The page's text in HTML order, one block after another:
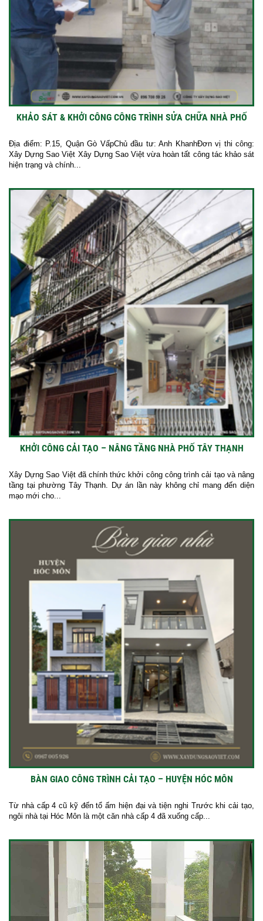
KHẢO SÁT & KHỞI CÔNG CÔNG TRÌNH SỬA CHỮA NHÀ PHỐ
Địa điểm: P.15, Quận Gò VấpChủ đầu tư: Anh KhanhĐơn vị thi công:
Xây Dựng Sao Việt Xây Dựng Sao Việt vừa hoàn tất công tác khảo sát
hiện trạng và chính...
KHỞI CÔNG CẢI TẠO – NÂNG TẦNG NHÀ PHỐ TÂY THẠNH
Xây Dựng Sao Việt đã chính thức khởi công công trình cải tạo và nâng
tầng tại phường Tây Thạnh. Dự án lần này không chỉ mang đến diện
mạo mới cho...
BÀN GIAO CÔNG TRÌNH CẢI TẠO – HUYỆN HÓC MÔN
Từ nhà cấp 4 cũ kỹ đến tổ ấm hiện đại và tiện nghi Trước khi cải tạo,
ngôi nhà tại Hóc Môn là một căn nhà cấp 4 đã xuống cấp...